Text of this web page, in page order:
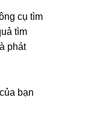
cụ tìm
tìm
phát
bạn